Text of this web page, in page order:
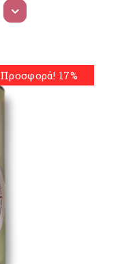
Προσφορά! 17%